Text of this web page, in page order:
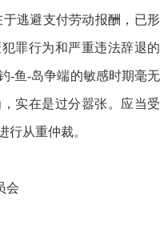
逃避支付劳动报酬，已形
罪行为和严重违法辞退的
-鱼-岛争端的敏感时期毫无
实在是过分嚣张。应当受
行从重仲裁。
会